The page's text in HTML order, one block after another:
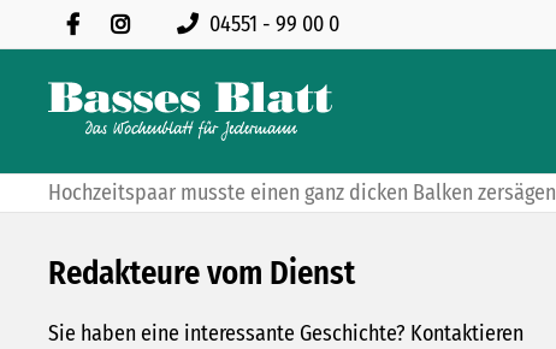
04551 - 99 00 0
Hochzeitspaar musste einen ganz dicken Balken zersägen
Redakteure vom Dienst
Sie haben eine interessante Geschichte? Kontaktieren